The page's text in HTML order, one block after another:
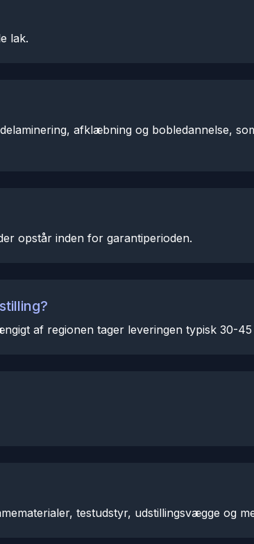
lak.
afklæbning og bobledannelse,
opstår inden for garantiperioden.
af regionen tager leveringen typisk 30-45
testudstyr, udstillingsvægge og